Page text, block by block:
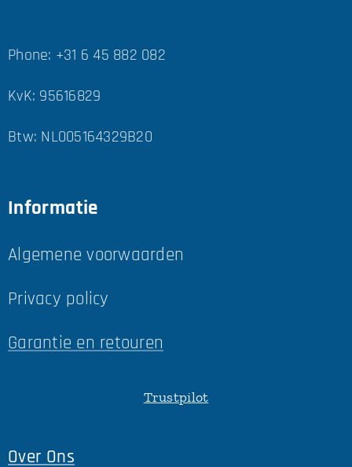
Phone: +31 6 45 882 082
KvK: 95616829
Btw: NL005164329B20
Informatie
Algemene voorwaarden
Privacy policy
Garantie en retouren
Trustpilot
Over Ons